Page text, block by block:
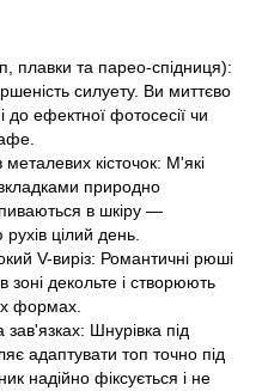
плавки та парео-спідниця):
силуету. Ви миттєво
до ефектної фотосесії чи
кісточок: М'які
природно
в шкіру —
цілий день.
V-виріз: Романтичні рюші
зоні декольте і створюють
формах.
Шнурівка під
адаптувати топ точно під
надійно фіксується і не